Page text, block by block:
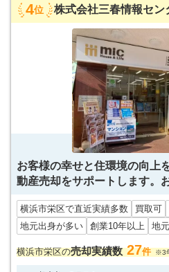
4位 株式会社三春情報セ
お客様の幸せと住環境の向上
動産売却をサポートします。
横浜市栄区で直近実績多数 買取可
地元出身が多い
創業10年以上 地
横浜市栄区の売却実績数 27件 ※3